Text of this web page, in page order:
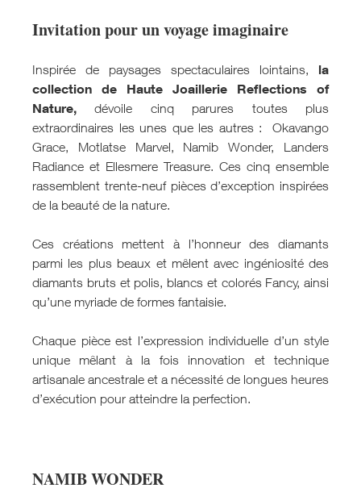
Invitation pour un voyage imaginaire
Inspirée de paysages spectaculaires lointains, la
collection de Haute Joaillerie Reflections of
Nature, dévoile cinq parures toutes plus
extraordinaires les unes que les autres : Okavango
Grace, Motlatse Marvel, Namib Wonder, Landers
Radiance et Ellesmere Treasure. Ces cinq ensemble
rassemblent trente-neuf pièces d’exception inspirées
de la beauté de la nature.
Ces créations mettent à l’honneur des diamants
parmi les plus beaux et mêlent avec ingéniosité des
diamants bruts et polis, blancs et colorés Fancy, ainsi
qu’une myriade de formes fantaisie.
Chaque pièce est l’expression individuelle d’un style
unique mêlant à la fois innovation et technique
artisanale ancestrale et a nécessité de longues heures
d’exécution pour atteindre la perfection.
NAMIB WONDER